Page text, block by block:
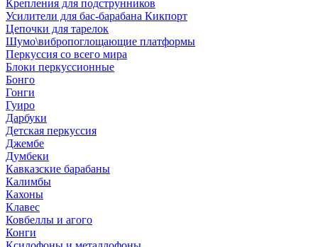
Крепления для подструнников
Усилители для бас-барабана Кикпорт
Цепочки для тарелок
Шумо\вибропоглощающие платформы
Перкуссия со всего мира
Блоки перкуссионные
Бонго
Гонги
Гуиро
Дарбуки
Детская перкуссия
Джембе
Думбеки
Кавказские барабаны
Калимбы
Кахоны
Клавес
Ковбеллы и агого
Конги